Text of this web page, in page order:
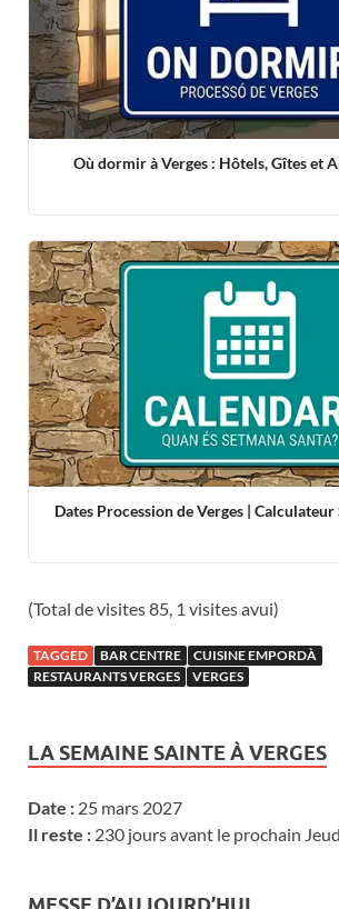
Où dormir à Verges : Hôtels, Gîtes et
Dates Procession de Verges | Calculateur
(Total de visites 85, 1 visites avui)
TAGGED BAR CENTRE
CUISINE EMPORDÀ
RESTAURANTS VERGES
VERGES
LA SEMAINE SAINTE À VERGES
Date : 25 mars 2027
Il reste : 230 jours avant le prochain